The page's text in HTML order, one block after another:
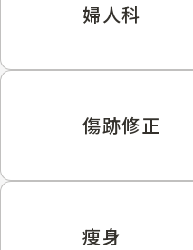
婦人科
傷跡修正
痩身